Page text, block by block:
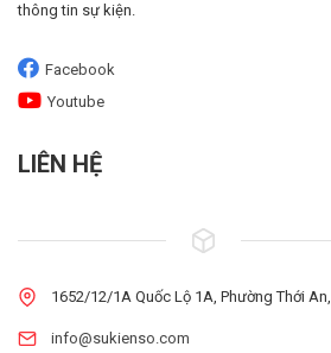
thông tin sự kiện.
Facebook
Youtube
LIÊN HỆ
1652/12/1A Quốc Lộ 1A, Phường Thới An,
info@sukienso.com